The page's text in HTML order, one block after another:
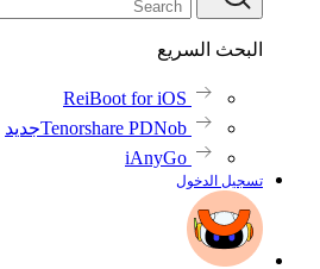
البحث السريع
ReiBoot for iOS
Tenorshare PDNobجديد
iAnyGo
تسجيل الدخول